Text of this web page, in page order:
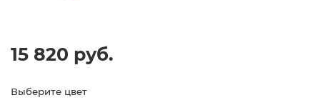
15 820 руб.
Выберите цвет